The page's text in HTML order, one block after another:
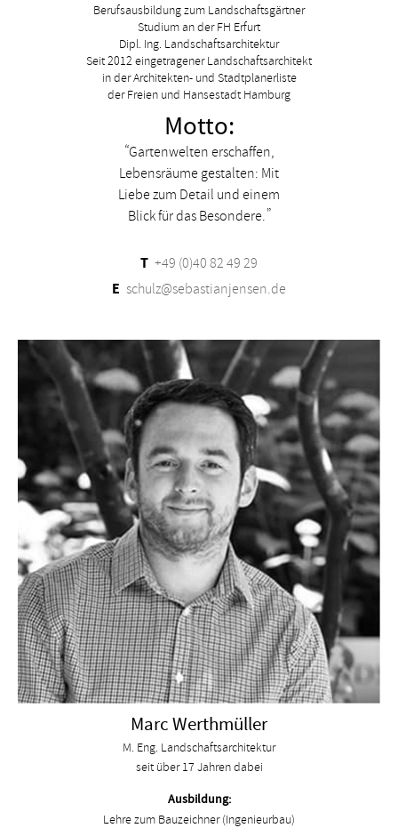
Berufsausbildung zum Landschaftsgärtner
Studium an der FH Erfurt
Dipl. Ing. Landschaftsarchitektur
Seit 2012 eingetragener Landschaftsarchitekt
in der Architekten- und Stadtplanerliste
der Freien und Hansestadt Hamburg
Motto:
Gartenwelten erschaffen,
Lebensräume gestalten: Mit
Liebe zum Detail und einem
Blick für das Besondere.
T +49 (0)40 82 49 29
E schulz@sebastianjensen.de
Marc Werthmüller
M. Eng. Landschaftsarchitektur
seit über 17 Jahren dabei
Ausbildung:
Lehre zum Bauzeichner (Ingenieurbau)